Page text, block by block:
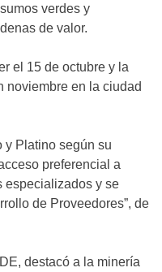
verdes y
de valor.
el 15 de octubre y la
noviembre en la ciudad
y Platino según su
preferencial a
especializados y se
de Proveedores”, de
destacó a la minería